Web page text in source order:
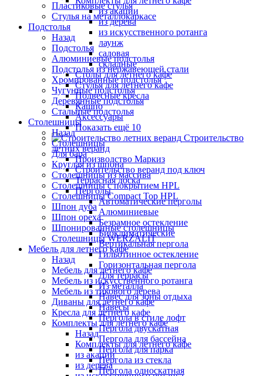
из акации
из дерева
из искусственного ротанга
лаунж
садовая
складные
Столы для летнего кафе
Стулья для летнего кафе
Подвесные кресла
Кашпо
Аксессуары
Показать ещё 10
Строительство
летних веранд
Производство Маркиз
Строительство веранд под ключ
Террасная доска
Перголы
Автоматические перголы
Алюминиевые
Безрамное остекление
Биоклиматические
Вертикальная пергола
Гильотинное остекление
Горизонтальная пергола
Для террасы
Из металла
Навес для зоны отдыха
Навесы
Пергола в стиле лофт
Пергола двускатная
Пергола для бассейна
Пергола для парка
Пергола из стекла
Пергола односкатная
Пластиковые стулья
Стулья на металлокаркасе
Подстолья
Назад
Подстолья
Алюминиевые подстолья
Подстолья из нержавеющей стали
Хромированные подстолья
Чугунные подстолья
Деревянные подстолья
Стальные подстолья
Столешницы
Назад
Столешницы
Для бара
Круглая из шпона
Столешницы из массива
Столешницы с покрытием HPL
Столешницы Сompact Top HPL
Шпон дуба
Шпон ореха
Шпонированные столешницы
Столешницы WERZALIT
Мебель для летнего кафе
Назад
Мебель для летнего кафе
Мебель из искусственного ротанга
Мебель из тикового дерева
Диваны для летнего кафе
Кресла для летнего кафе
Комплекты для летнего кафе
Назад
Комплекты для летнего кафе
из акации
из дерева